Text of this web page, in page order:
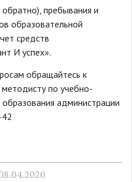
пребывания и
образовательной
средств
И успех».
обращайтесь к
по учебно-
администрации